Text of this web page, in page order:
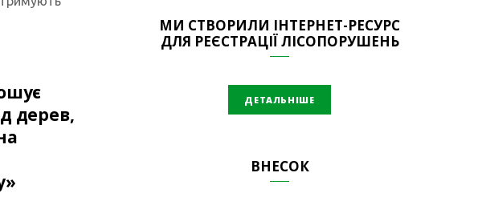
дерев,
МИ СТВОРИЛИ ІНТЕРНЕТ-РЕСУРС
ДЛЯ РЕЄСТРАЦІЇ ЛІСОПОРУШЕНЬ
ДЕТАЛЬНІШЕ
ВНЕСОК